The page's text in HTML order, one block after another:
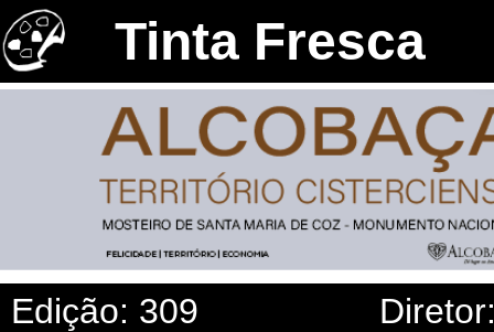
Tinta Fresca
Edição: 309